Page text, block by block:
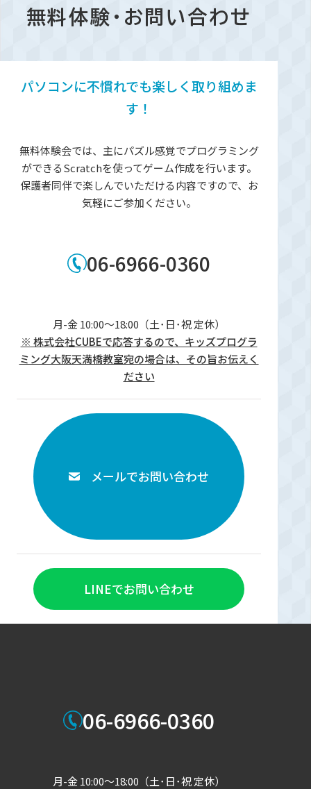
無料体験・お問い合わせ
パソコンに不慣れでも楽しく取り組めま
す！
無料体験会では、主にパズル感覚でプログラミング
ができるScratchを使ってゲーム作成を行います。
保護者同伴で楽しんでいただける内容ですので、お
気軽にご参加ください。
06-6966-0360
月-金 10:00～18:00（土･日･祝 定休）
※ 株式会社CUBEで応答するので、キッズプログラ
ミング大阪天満橋教室宛の場合は、その旨お伝えく
ださい
メールでお問い合わせ
LINEでお問い合わせ
06-6966-0360
月-金 10:00～18:00（土･日･祝 定休）